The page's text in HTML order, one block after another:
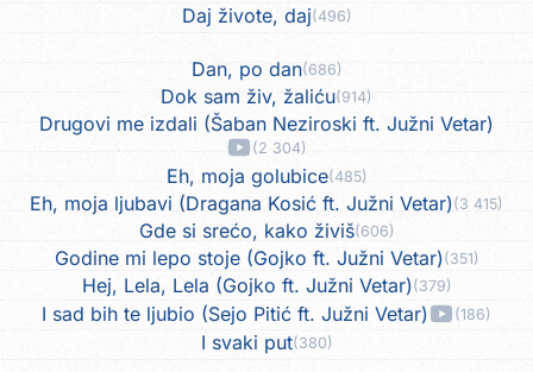
Daj živote, daj(496)
Dan, po dan(686)
Dok sam živ, žaliću(914)
Drugovi me izdali (Šaban Neziroski ft. Južni Vetar)
(2 304)
Eh, moja golubice(485)
Eh, moja ljubavi (Dragana Kosić ft. Južni Vetar)(3 415)
Gde si srećo, kako živiš(606)
Godine mi lepo stoje (Gojko ft. Južni Vetar)(351)
Hej, Lela, Lela (Gojko ft. Južni Vetar)(379)
I sad bih te ljubio (Sejo Pitić ft. Južni Vetar) (186)
I svaki put(380)